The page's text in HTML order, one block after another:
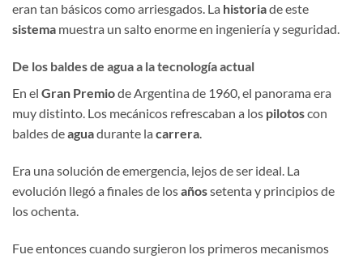
eran tan básicos como arriesgados. La historiade este
sistema muestra un salto enorme en ingeniería y seguridad.
De los baldes de agua a la tecnología actual
En el Gran Premiode Argentina de 1960, el panorama era
muy distinto. Los mecánicos refrescaban a los pilotoscon
baldes deaguadurante la carrera.
Era una solución de emergencia, lejos de ser ideal. La
evolución llegó a finales de losañossetenta y principios de
los ochenta.
Fue entonces cuando surgieron los primeros mecanismos